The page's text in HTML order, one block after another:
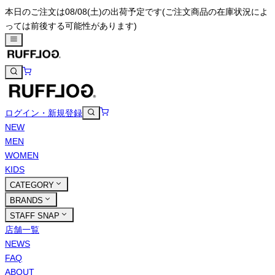
本日のご注文は08/08(土)の出荷予定です(ご注文商品の在庫状況によ
っては前後する可能性があります)
ログイン・新規登録
NEW
MEN
WOMEN
KIDS
CATEGORY
BRANDS
STAFF SNAP
店舗一覧
NEWS
FAQ
ABOUT